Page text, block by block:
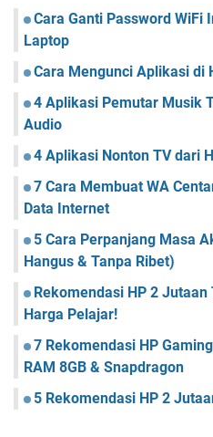
Cara Ganti Password WiFi
Laptop
Cara Mengunci Aplikasi di
4 Aplikasi Pemutar Musik
Audio
4 Aplikasi Nonton TV dari
7 Cara Membuat WA
Data Internet
5 Cara Perpanjang Masa
Hangus & Tanpa Ribet)
Rekomendasi HP 2
Harga Pelajar!
7 Rekomendasi HP
RAM 8GB & Snapdragon
5 Rekomendasi HP 2